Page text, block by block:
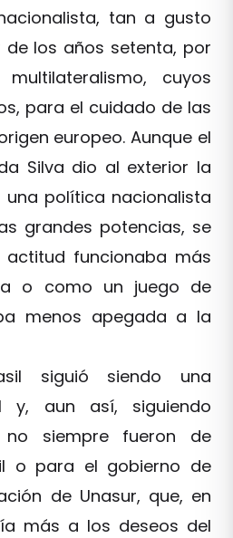
tan a gusto
los años setenta, por
cuyos
para el cuidado de las
europeo. Aunque el
Silva dio al exterior la
una política nacionalista
grandes potencias, se
funcionaba más
o como un juego de
menos apegada a la
siguió siendo una
y, aun así, siguiendo
no siempre fueron de
o para el gobierno de
de Unasur, que, en
más a los deseos del